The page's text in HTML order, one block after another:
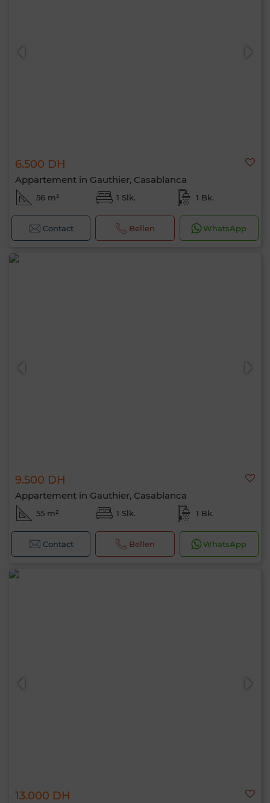
6.500 DH
Appartement in Gauthier, Casablanca
56 m² 1 Slk. 1 Bk.
Contact Bellen WhatsApp
9.500 DH
Appartement in Gauthier, Casablanca
55 m² 1 Slk. 1 Bk.
Contact Bellen WhatsApp
13.000 DH